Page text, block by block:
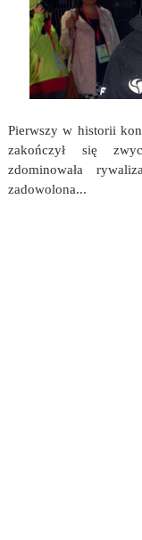
Pierwszy w historii
zakończył się
zdominowała
zadowolona...